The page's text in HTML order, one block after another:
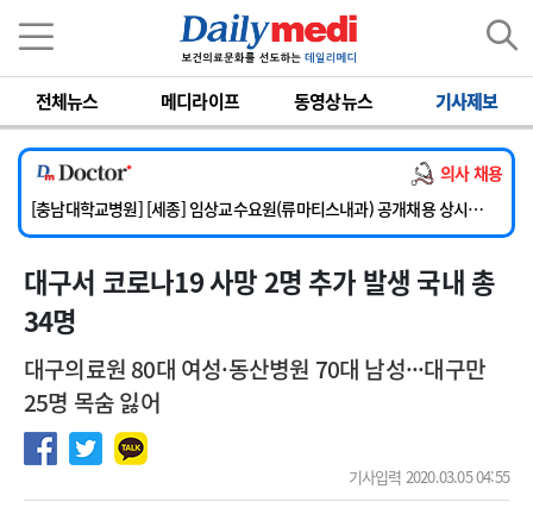
전체뉴스 메디라이프 동영상뉴스 기사제보
의사 채용
[단국대학교병원] 임상전담교원 및 전임의 초빙
[해운대부민병원] [해운대] 2026년 하반기 인턴 모집
[서울아산병원] 건강증진센터 소화기파트 건진교수 초빙
[충남대학교병원] [세종] 임상교수요원(류마티스내과) 공개채용 상시모집
[이대서울병원] 정형외과 일반의 초빙
[단국대학교병원] 임상전담교원 및 전임의 초빙
[해운대부민병원] [해운대] 2026년 하반기 인턴 모집
대구서 코로나19 사망 2명 추가 발생 국내 총
34명
대구의료원 80대 여성·동산병원 70대 남성···대구만
25명 목숨 잃어
기사입력 2020.03.05 04:55